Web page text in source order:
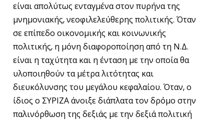
είναι απολύτως ενταγμένα στον πυρήνα της
μνημονιακής, νεοφιλελεύθερης πολιτικής. Όταν
σε επίπεδο οικονομικής και κοινωνικής
πολιτικής, η μόνη διαφοροποίηση από τη Ν.Δ.
είναι η ταχύτητα και η ένταση με την οποία θα
υλοποιηθούν τα μέτρα λιτότητας και
διευκόλυνσης του μεγάλου κεφαλαίου. Όταν, ο
ίδιος ο ΣΥΡΙΖΑ άνοιξε διάπλατα τον δρόμο στην
παλινόρθωση της δεξιάς με την δεξιά πολιτική